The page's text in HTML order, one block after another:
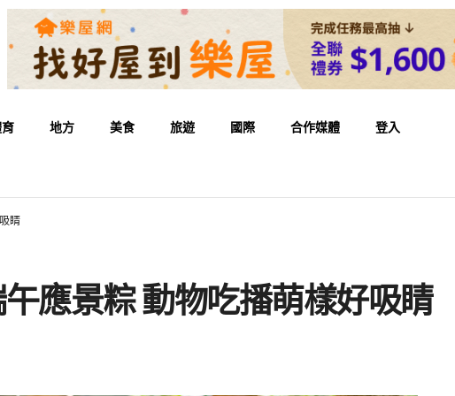
地方 美食 旅遊 國際 合作媒體 登入
睛
應景粽 動物吃播萌樣好吸睛